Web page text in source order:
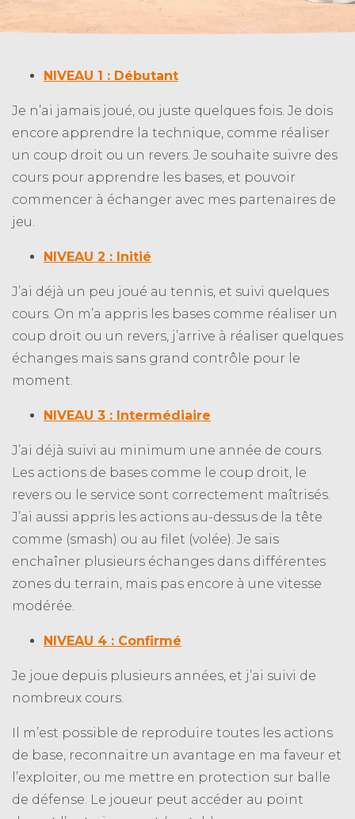
NIVEAU 1 : Débutant
Je n’ai jamais joué, ou juste quelques fois. Je dois
encore apprendre la technique, comme réaliser
un coup droit ou un revers. Je souhaite suivre des
cours pour apprendre les bases, et pouvoir
commencer à échanger avec mes partenaires de
jeu.
NIVEAU 2 : Initié
J’ai déjà un peu joué au tennis, et suivi quelques
cours. On m’a appris les bases comme réaliser un
coup droit ou un revers, j’arrive à réaliser quelques
échanges mais sans grand contrôle pour le
moment.
NIVEAU 3 : Intermédiaire
J’ai déjà suivi au minimum une année de cours.
Les actions de bases comme le coup droit, le
revers ou le service sont correctement maîtrisés.
J’ai aussi appris les actions au-dessus de la tête
comme (smash) ou au filet (volée). Je sais
enchaîner plusieurs échanges dans différentes
zones du terrain, mais pas encore à une vitesse
modérée.
NIVEAU 4 : Confirmé
Je joue depuis plusieurs années, et j’ai suivi de
nombreux cours.
Il m’est possible de reproduire toutes les actions
de base, reconnaitre un avantage en ma faveur et
l’exploiter, ou me mettre en protection sur balle
de défense. Le joueur peut accéder au point